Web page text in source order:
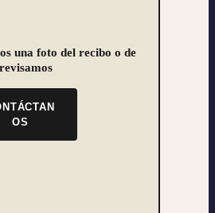
una foto del recibo o de
OS